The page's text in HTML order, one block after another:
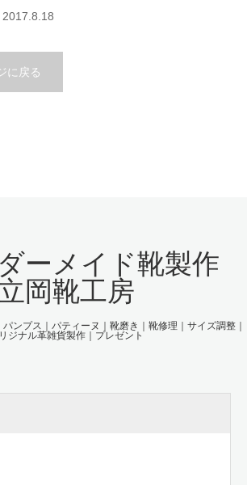
2017.8.18
に戻る
ーメイド靴製作
立岡靴工房
ンプス｜パティーヌ｜靴磨き｜靴修理｜サイズ調整｜
ジナル革雑貨製作｜プレゼント